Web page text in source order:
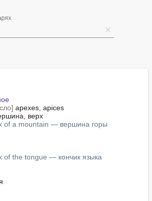
apexes, apices
верх
of a mountain — вершина горы
of the tongue — кончик языка